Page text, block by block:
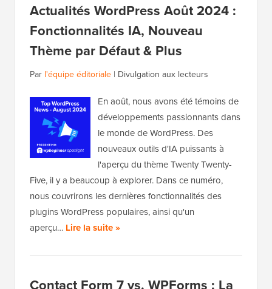
Actualités WordPress Août 2024 :
Fonctionnalités IA, Nouveau
Thème par Défaut & Plus
Par l'équipe éditoriale | Divulgation aux lecteurs
En août, nous avons été témoins de
développements passionnants dans
le monde de WordPress. Des
nouveaux outils d'IA puissants à
l'aperçu du thème Twenty Twenty-
Five, il y a beaucoup à explorer. Dans ce numéro,
nous couvrirons les dernières fonctionnalités des
plugins WordPress populaires, ainsi qu'un
aperçu… Lire la suite »